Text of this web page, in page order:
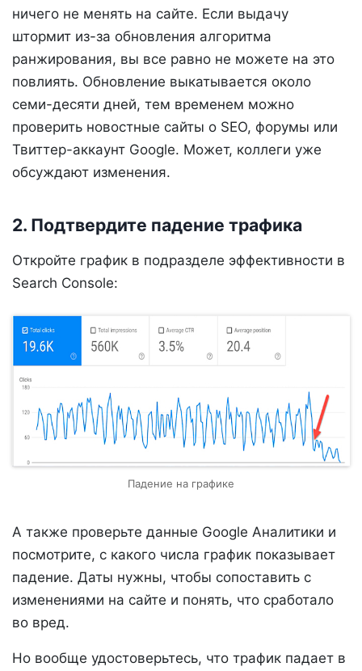
ничего не менять на сайте. Если выдачу
штормит из-за обновления алгоритма
ранжирования, вы все равно не можете на это
повлиять. Обновление выкатывается около
семи-десяти дней, тем временем можно
проверить новостные сайты о SEO, форумы или
Твиттер-аккаунт Google. Может, коллеги уже
обсуждают изменения.
2. Подтвердите падение трафика
Откройте график в подразделе эффективности в
Search Console:
Падение на графике
А также проверьте данные Google Аналитики и
посмотрите, с какого числа график показывает
падение. Даты нужны, чтобы сопоставить с
изменениями на сайте и понять, что сработало
во вред.
Но вообще удостоверьтесь, что трафик падает в